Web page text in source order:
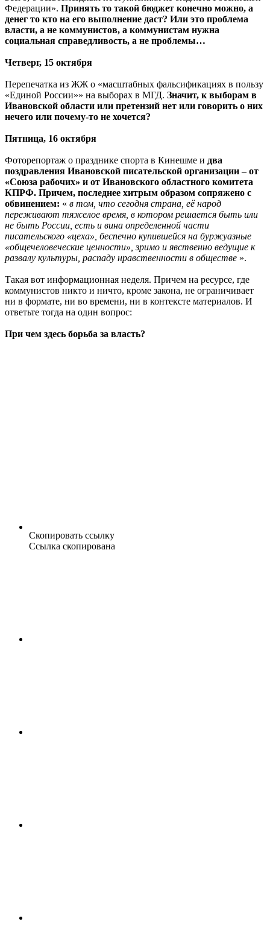
Федерации». Принять то такой бюджет конечно можно, а
денег то кто на его выполнение даст? Или это проблема
власти, а не коммунистов, а коммунистам нужна
социальная справедливость, а не проблемы…
Четверг, 15 октября
Перепечатка из ЖЖ о «масштабных фальсификациях в пользу
«Единой России»» на выборах в МГД. Значит, к выборам в
Ивановской области или претензий нет или говорить о них
нечего или почему-то не хочется?
Пятница, 16 октября
Фоторепортаж о празднике спорта в Кинешме и два
поздравления Ивановской писательской организации – от
«Союза рабочих» и от Ивановского областного комитета
КПРФ. Причем, последнее хитрым образом сопряжено с
обвинением: « в том, что сегодня страна, её народ
переживают тяжелое время, в котором решается быть или
не быть России, есть и вина определенной части
писательского «цеха», беспечно купившейся на буржуазные
«общечеловеческие ценности», зримо и явственно ведущие к
развалу культуры, распаду нравственности в обществе ».
Такая вот информационная неделя. Причем на ресурсе, где
коммунистов никто и ничто, кроме закона, не ограничивает
ни в формате, ни во времени, ни в контексте материалов. И
ответьте тогда на один вопрос:
При чем здесь борьба за власть?
Скопировать ссылку
Ссылка скопирована